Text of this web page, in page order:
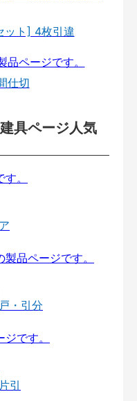
ット] 4枚引違
仕切
具ページ人気
・引分
引